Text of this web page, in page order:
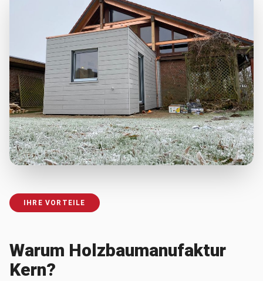
IHRE VORTEILE
Warum Holzbaumanufaktur
Kern?